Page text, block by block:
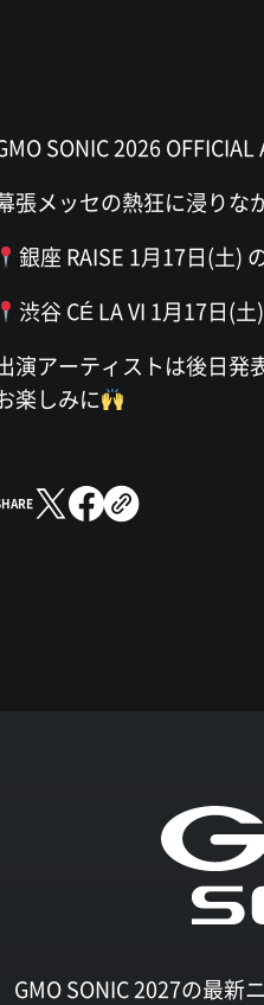
SONIC 2026
張メッセの熱狂に浸りな
銀座 RAISE 1月17日(土)
渋谷 CÉ LA VI 1月17日(
演アーティストは後日発
楽しみに
GMO SONIC 2027の最新